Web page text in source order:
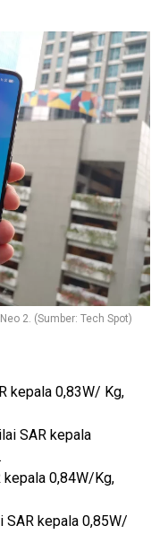
2. (Sumber: Tech Spot)
kepala 0,83W/ Kg,
SAR kepala
kepala 0,84W/Kg,
SAR kepala 0,85W/